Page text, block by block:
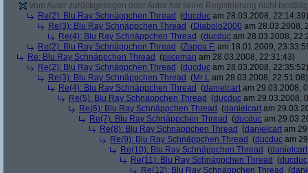
Vom Autor zurückgezogen oder Autor hat seine Registrierung nicht
Re(2): Blu Ray Schnäppchen Thread (ducduc am 28.03.2008, 22:14:39)
Re(3): Blu Ray Schnäppchen Thread (Diabolo2000 am 28.03.2008,
Re(4): Blu Ray Schnäppchen Thread (ducduc am 28.03.2008,
Re(2): Blu Ray Schnäppchen Thread (Zappa F. am 18.01.2009,
Re: Blu Ray Schnäppchen Thread (piiceman am 28.03.2008, 22:31:43)
Re(2): Blu Ray Schnäppchen Thread (ducduc am 28.03.2008, 22:35:52)
Re(3): Blu Ray Schnäppchen Thread (Mr L am 28.03.2008, 22:51:08)
Re(4): Blu Ray Schnäppchen Thread (danielcart am 29.03.2008,
Re(5): Blu Ray Schnäppchen Thread (ducduc am 29.03.2008,
Re(6): Blu Ray Schnäppchen Thread (danielcart am
Re(7): Blu Ray Schnäppchen Thread (ducduc am
Re(8): Blu Ray Schnäppchen Thread (danielcart am
Re(9): Blu Ray Schnäppchen Thread (ducduc am
Re(10): Blu Ray Schnäppchen Thread (danielcart
Re(11): Blu Ray Schnäppchen Thread (ducduc
Re(12): Blu Ray Schnäppchen Thread (